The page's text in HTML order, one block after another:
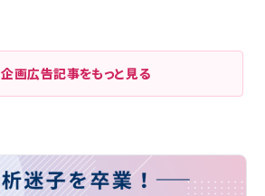
企画広告記事をもっと見る